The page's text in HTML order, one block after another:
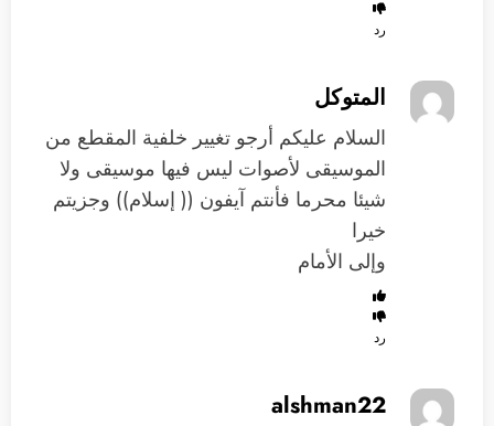
رد
المتوكل
السلام عليكم أرجو تغيير خلفية المقطع من
الموسيقى لأصوات ليس فيها موسيقى ولا
شيئا محرما فأنتم آيفون (( إسلام)) وجزيتم
خيرا
وإلى الأمام
رد
alshman22